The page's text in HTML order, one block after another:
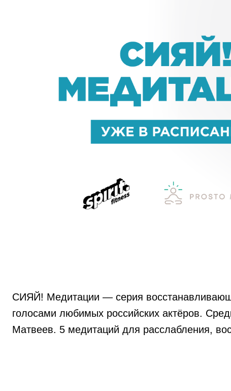
СИЯЙ! Медитации — серия
голосами любимых российских актёров.
Матвеев. 5 медитаций для расслабления,